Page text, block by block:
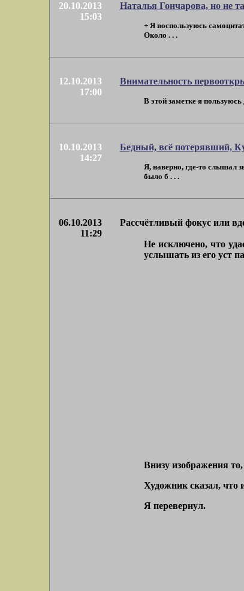
20.10.2013
15:03
Наталья Гончарова, но не
+ Я воспользуюсь
Около . . .
12.10.2013
17:00
Внимательность
В этой заметке я
10.10.2013
14:27
Бедный, всё потерявший,
Я, наверно, где-то слышал
было б . . .
06.10.2013
11:29
Рассчётливый фокус или
Не исключено, что
услышать из его уст
Внизу изображения
Художник сказал, что
Я перевернул.